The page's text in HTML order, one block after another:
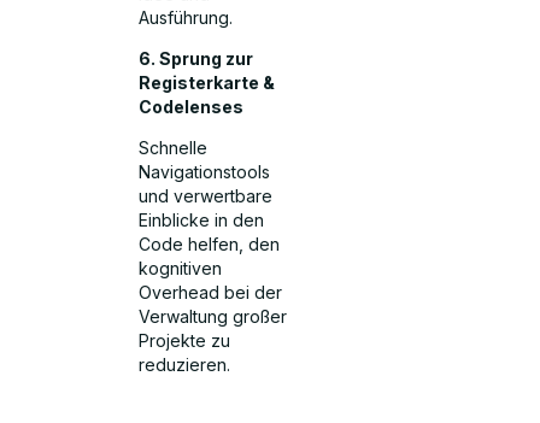
Ausführung.
6. Sprung zur
Registerkarte &
Codelenses
Schnelle
Navigationstools
und verwertbare
Einblicke in den
Code helfen, den
kognitiven
Overhead bei der
Verwaltung großer
Projekte zu
reduzieren.